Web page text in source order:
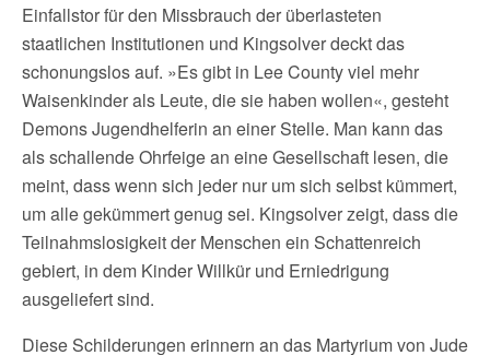
Einfallstor für den Missbrauch der überlasteten
staatlichen Institutionen und Kingsolver deckt das
schonungslos auf. »Es gibt in Lee County viel mehr
Waisenkinder als Leute, die sie haben wollen«, gesteht
Demons Jugendhelferin an einer Stelle. Man kann das
als schallende Ohrfeige an eine Gesellschaft lesen, die
meint, dass wenn sich jeder nur um sich selbst kümmert,
um alle gekümmert genug sei. Kingsolver zeigt, dass die
Teilnahmslosigkeit der Menschen ein Schattenreich
gebiert, in dem Kinder Willkür und Erniedrigung
ausgeliefert sind.
Diese Schilderungen erinnern an das Martyrium von Jude